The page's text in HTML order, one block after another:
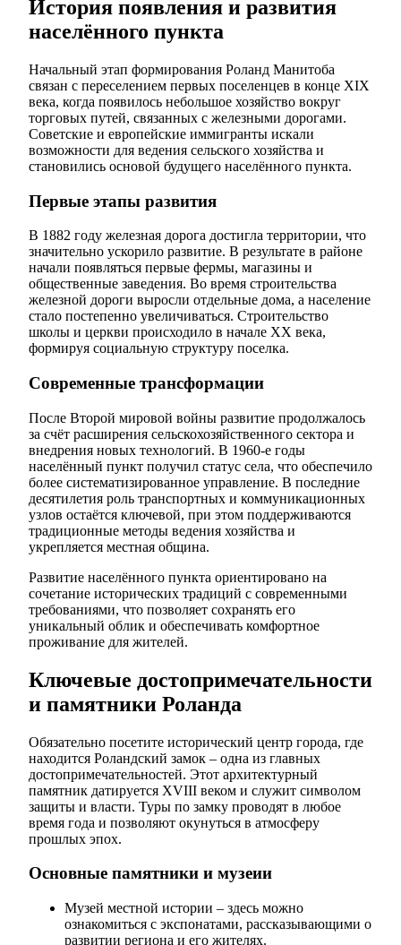
История появления и развития
населённого пункта
Начальный этап формирования Роланд Манитоба
связан с переселением первых поселенцев в конце XIX
века, когда появилось небольшое хозяйство вокруг
торговых путей, связанных с железными дорогами.
Советские и европейские иммигранты искали
возможности для ведения сельского хозяйства и
становились основой будущего населённого пункта.
Первые этапы развития
В 1882 году железная дорога достигла территории, что
значительно ускорило развитие. В результате в районе
начали появляться первые фермы, магазины и
общественные заведения. Во время строительства
железной дороги выросли отдельные дома, а население
стало постепенно увеличиваться. Строительство
школы и церкви происходило в начале XX века,
формируя социальную структуру поселка.
Современные трансформации
После Второй мировой войны развитие продолжалось
за счёт расширения сельскохозяйственного сектора и
внедрения новых технологий. В 1960-е годы
населённый пункт получил статус села, что обеспечило
более систематизированное управление. В последние
десятилетия роль транспортных и коммуникационных
узлов остаётся ключевой, при этом поддерживаются
традиционные методы ведения хозяйства и
укрепляется местная община.
Развитие населённого пункта ориентировано на
сочетание исторических традиций с современными
требованиями, что позволяет сохранять его
уникальный облик и обеспечивать комфортное
проживание для жителей.
Ключевые достопримечательности
и памятники Роланда
Обязательно посетите исторический центр города, где
находится Роландский замок – одна из главных
достопримечательностей. Этот архитектурный
памятник датируется XVIII веком и служит символом
защиты и власти. Туры по замку проводят в любое
время года и позволяют окунуться в атмосферу
прошлых эпох.
Основные памятники и музеии
Музей местной истории – здесь можно
ознакомиться с экспонатами, рассказывающими о
развитии региона и его жителях.